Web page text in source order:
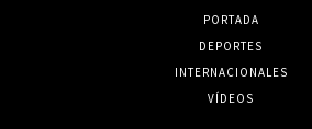
PORTADA
DEPORTES
INTERNACIONALES
VÍDEOS